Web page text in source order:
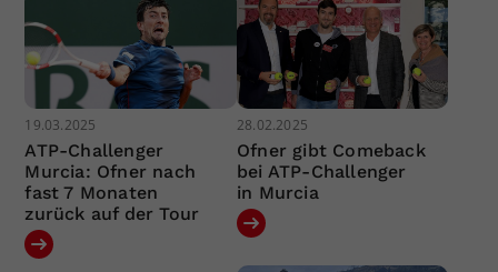
19.03.2025
ATP-Challenger
Murcia: Ofner nach
fast 7 Monaten
zurück auf der Tour
28.02.2025
Ofner gibt Comeback
bei ATP-Challenger
in Murcia